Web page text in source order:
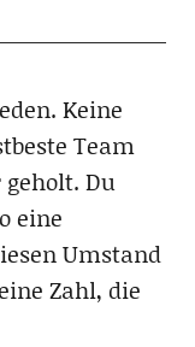
Keine
Team
Du
eine
Umstand
Zahl, die